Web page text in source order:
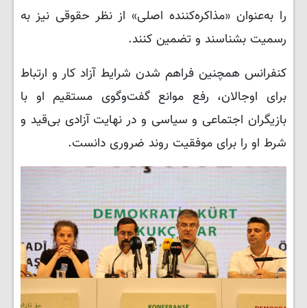
را به‌عنوان «مذاکره‌کننده اصلی» از نظر حقوقی نیز به
رسمیت بشناسند و تضمین کنند.
کنفرانس همچنین فراهم شدن شرایط آزاد کار و ارتباط
برای اوجالان، رفع موانع گفت‌وگوی مستقیم او با
بازیگران اجتماعی و سیاسی و در نهایت آزادی بی‌قید و
شرط او را برای موفقیت روند ضروری دانست.